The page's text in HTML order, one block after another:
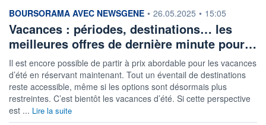
information fournie par
BOURSORAMA AVEC NEWSGENE • 26.05.2025 • 15:05
Vacances : périodes, destinations… les
meilleures offres de dernière minute pour…
Il est encore possible de partir à prix abordable pour les vacances
d’été en réservant maintenant. Tout un éventail de destinations
reste accessible, même si les options sont désormais plus
restreintes. C’est bientôt les vacances d’été. Si cette perspective
est ... Lire la suite